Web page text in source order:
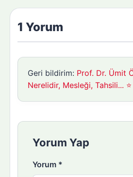
1 Yorum
Geri bildirim: Prof. Dr. Ümit
Nerelidir, Mesleği, Tahsili...
Yorum Yap
Yorum *